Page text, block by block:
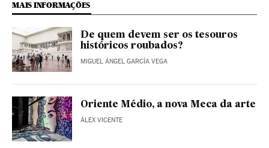
MAIS INFORMAÇÕES
De quem devem ser os tesouros
históricos roubados?
MIGUEL ÁNGEL GARCÍA VEGA
Oriente Médio, a nova Meca da arte
ÁLEX VICENTE